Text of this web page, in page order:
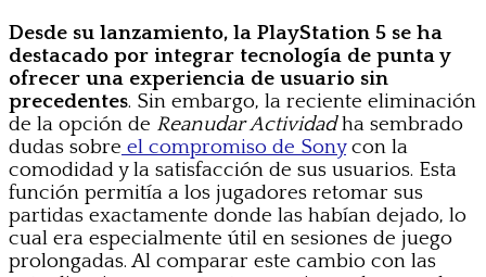
Desde su lanzamiento, la PlayStation 5 se ha
destacado por integrar tecnología de punta y
ofrecer una experiencia de usuario sin
precedentes. Sin embargo, la reciente eliminación
de la opción de Reanudar Actividadha sembrado
dudas sobre el compromiso de Sonycon la
comodidad y la satisfacción de sus usuarios. Esta
función permitía a los jugadores retomar sus
partidas exactamente donde las habían dejado, lo
cual era especialmente útil en sesiones de juego
prolongadas. Al comparar este cambio con las